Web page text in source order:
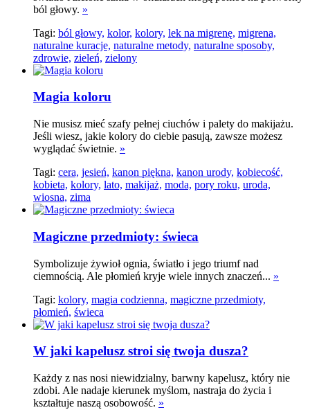
ból głowy. »
Tagi: ból głowy, kolor, kolory, lek na migrenę, migrena,
naturalne kuracje, naturalne metody, naturalne sposoby,
zdrowie, zieleń, zielony
Magia koloru
Nie musisz mieć szafy pełnej ciuchów i palety do makijażu.
Jeśli wiesz, jakie kolory do ciebie pasują, zawsze możesz
wyglądać świetnie. »
Tagi: cera, jesień, kanon piękna, kanon urody, kobiecość,
kobieta, kolory, lato, makijaż, moda, pory roku, uroda,
wiosna, zima
Magiczne przedmioty: świeca
Symbolizuje żywioł ognia, światło i jego triumf nad
ciemnością. Ale płomień kryje wiele innych znaczeń... »
Tagi: kolory, magia codzienna, magiczne przedmioty,
płomień, świeca
W jaki kapelusz stroi się twoja dusza?
Każdy z nas nosi niewidzialny, barwny kapelusz, który nie
zdobi. Ale nadaje kierunek myślom, nastraja do życia i
kształtuje naszą osobowość. »